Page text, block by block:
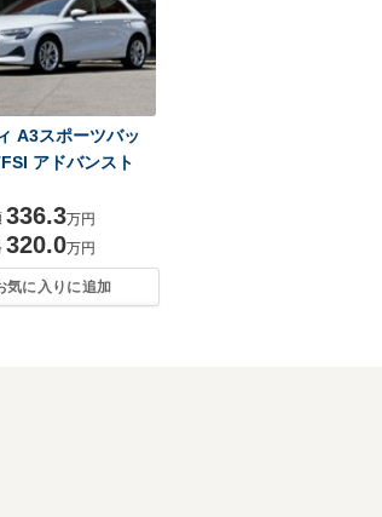
A3スポーツバッ
アドバンスト
336.3万円
320.0万円
気に入りに追加